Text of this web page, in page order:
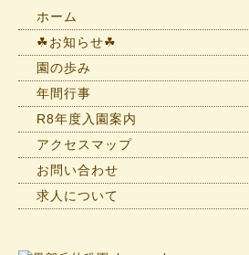
ホーム
☘お知らせ☘
園の歩み
年間行事
R8年度入園案内
アクセスマップ
お問い合わせ
求人について